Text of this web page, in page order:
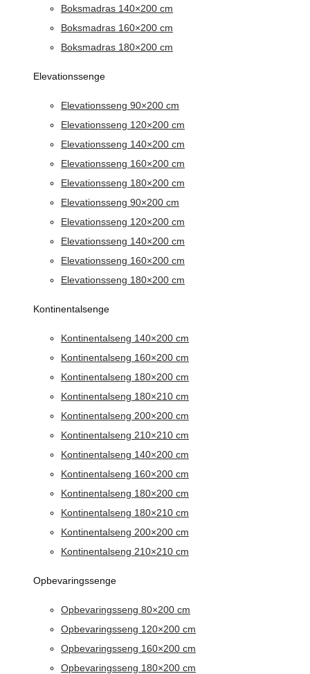
Boksmadras 140×200 cm
Boksmadras 160×200 cm
Boksmadras 180×200 cm
Elevationssenge
Elevationsseng 90×200 cm
Elevationsseng 120×200 cm
Elevationsseng 140×200 cm
Elevationsseng 160×200 cm
Elevationsseng 180×200 cm
Elevationsseng 90×200 cm
Elevationsseng 120×200 cm
Elevationsseng 140×200 cm
Elevationsseng 160×200 cm
Elevationsseng 180×200 cm
Kontinentalsenge
Kontinentalseng 140×200 cm
Kontinentalseng 160×200 cm
Kontinentalseng 180×200 cm
Kontinentalseng 180×210 cm
Kontinentalseng 200×200 cm
Kontinentalseng 210×210 cm
Kontinentalseng 140×200 cm
Kontinentalseng 160×200 cm
Kontinentalseng 180×200 cm
Kontinentalseng 180×210 cm
Kontinentalseng 200×200 cm
Kontinentalseng 210×210 cm
Opbevaringssenge
Opbevaringsseng 80×200 cm
Opbevaringsseng 120×200 cm
Opbevaringsseng 160×200 cm
Opbevaringsseng 180×200 cm